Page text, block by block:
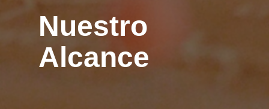
Nuestro
Alcance